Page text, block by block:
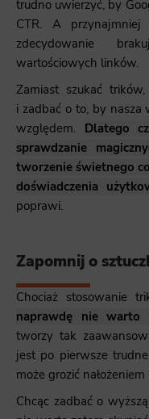
trudno uwierzyć, by
CTR. A
zdecydowanie
wartościowych linków.
Zamiast szukać
i zadbać o to, by nasza
względem. Dlatego
sprawdzanie
tworzenie świetnego
doświadczenia
poprawi.
Zapomnij o
Chociaż stosowanie
naprawdę nie
tworzy tak
jest po pierwsze
może grozić nałożeniem
Chcąc zadbać o